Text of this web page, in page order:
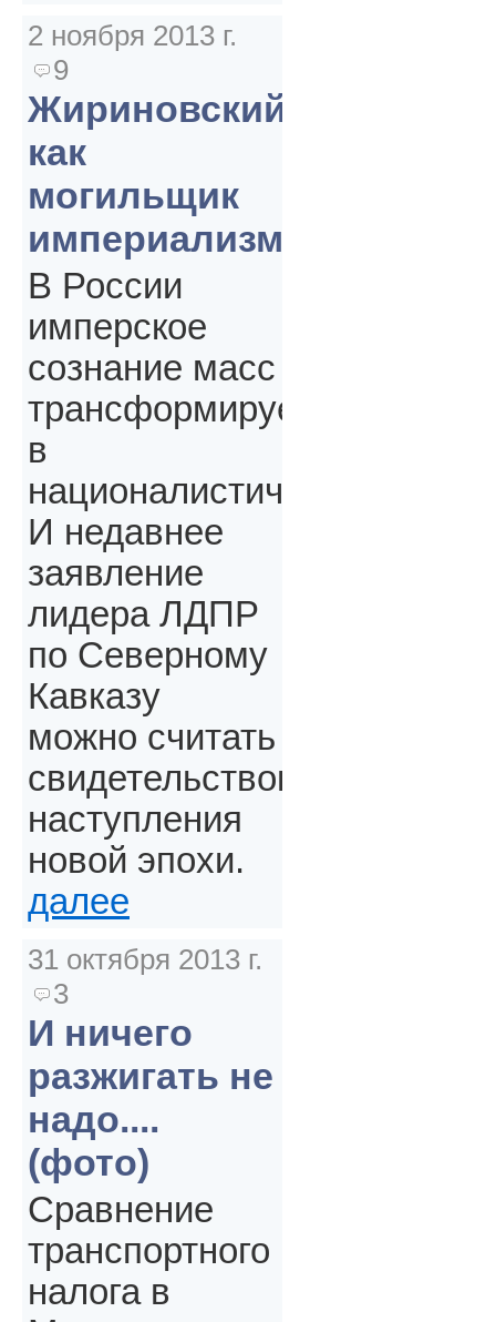
2 ноября 2013 г.
9
Жириновский
как
могильщик
империализма
В России
имперское
сознание масс
трансформируется
в
националистическое.
И недавнее
заявление
лидера ЛДПР
по Северному
Кавказу
можно считать
свидетельством
наступления
новой эпохи.
далее
31 октября 2013 г.
3
И ничего
разжигать не
надо....
(фото)
Сравнение
транспортного
налога в